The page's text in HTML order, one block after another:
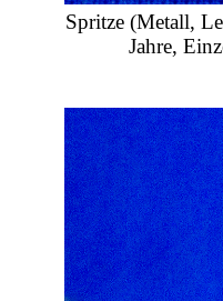
Spritze (Metall,
Jahre,